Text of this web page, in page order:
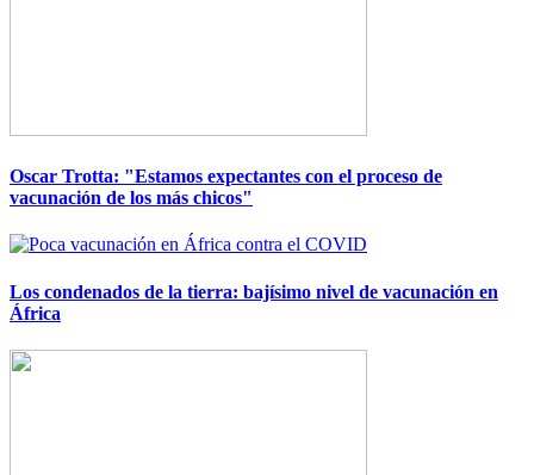
Oscar Trotta: "Estamos expectantes con el proceso de
vacunación de los más chicos"
Imagen
Los condenados de la tierra: bajísimo nivel de vacunación en
África
Imagen